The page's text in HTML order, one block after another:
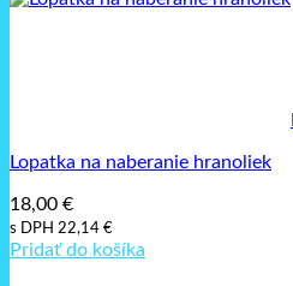
Lopatka na naberanie hranoliek
18,00 €
s DPH 22,14 €
Pridať do košíka